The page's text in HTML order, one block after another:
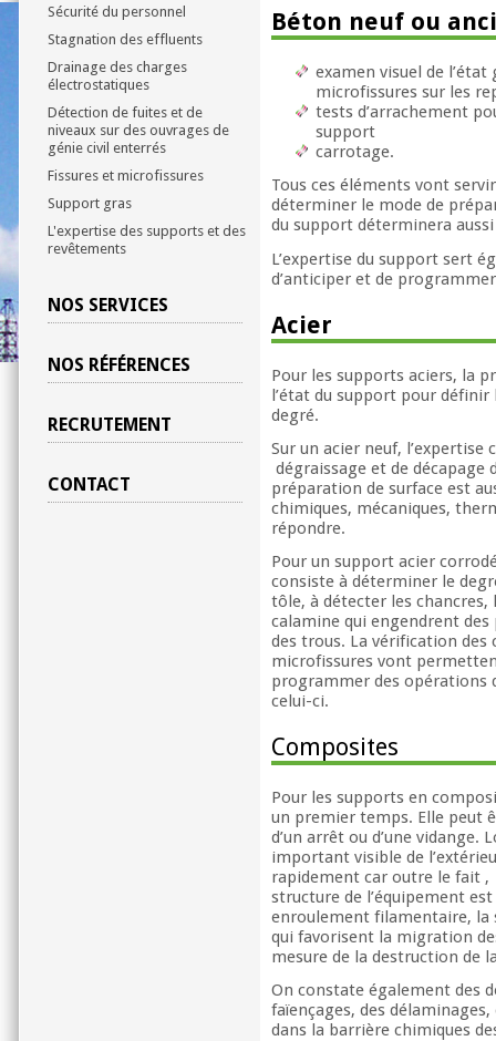
Sécurité du personnel
Stagnation des effluents
Drainage des charges
électrostatiques
Détection de fuites et de
niveaux sur des ouvrages de
génie civil enterrés
Fissures et microfissures
Support gras
L'expertise des supports et des
revêtements
NOS SERVICES
NOS RÉFÉRENCES
RECRUTEMENT
CONTACT
Béton neuf ou
examen visuel de l’état
microfissures sur les
tests d’arrachement
support
carrotage.
Tous ces éléments vont
déterminer le mode de
du support déterminera
L’expertise du support sert
d’anticiper et de
Acier
Pour les supports aciers, la
l’état du support pour
degré.
Sur un acier neuf,
dégraissage et de décapage
préparation de surface est
chimiques, mécaniques,
répondre.
Pour un support acier
consiste à déterminer le
tôle, à détecter les chancres,
calamine qui engendrent
des trous. La vérification des
microfissures vont
programmer des opérations
celui-ci.
Composites
Pour les supports en
un premier temps. Elle peut
d’un arrêt ou d’une vidange.
important visible de
rapidement car outre le fait
structure de l’équipement
enroulement filamentaire, la
qui favorisent la migration
mesure de la destruction de
On constate également des
faïençages, des
dans la barrière chimiques